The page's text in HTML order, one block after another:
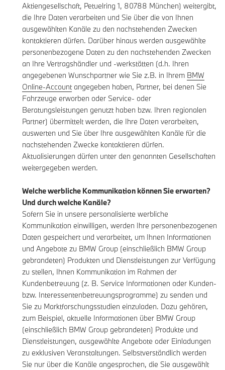
Aktiengesellschaft, Petuelring 1, 80788 München) weitergibt,
die Ihre Daten verarbeiten und Sie über die von Ihnen
ausgewählten Kanäle zu den nachstehenden Zwecken
kontaktieren dürfen. Darüber hinaus werden ausgewählte
personenbezogene Daten zu den nachstehenden Zwecken
an Ihre Vertragshändler und -werkstätten (d.h. Ihren
angegebenen Wunschpartner wie Sie z.B. in Ihrem BMW
Online-Accountangegeben haben, Partner, bei denen Sie
Fahrzeuge erworben oder Service- oder
Beratungsleistungen genutzt haben bzw. Ihren regionalen
Partner) übermittelt werden, die Ihre Daten verarbeiten,
auswerten und Sie über Ihre ausgewählten Kanäle für die
nachstehenden Zwecke kontaktieren dürfen.
Aktualisierungen dürfen unter den genannten Gesellschaften
weitergegeben werden.
Welche werbliche Kommunikation können Sie erwarten?
Und durch welche Kanäle?
Sofern Sie in unsere personalisierte werbliche
Kommunikation einwilligen, werden Ihre personenbezogenen
Daten gespeichert und verarbeitet, um Ihnen Informationen
und Angebote zu BMW Group (einschließlich BMW Group
gebrandeten) Produkten und Dienstleistungen zur Verfügung
zu stellen, Ihnen Kommunikation im Rahmen der
Kundenbetreuung (z. B. Service Informationen oder Kunden-
bzw. Interessentenbetreuungsprogramme) zu senden und
Sie zu Marktforschungsstudien einzuladen. Dazu gehören,
zum Beispiel, aktuelle Informationen über BMW Group
(einschließlich BMW Group gebrandeten) Produkte und
Dienstleistungen, ausgewählte Angebote oder Einladungen
zu exklusiven Veranstaltungen. Selbstverständlich werden
Sie nur über die Kanäle angesprochen, die Sie ausgewählt